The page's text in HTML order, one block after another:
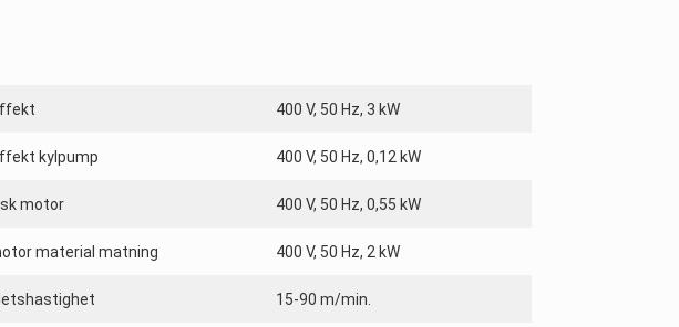
400 V, 50 Hz, 3 kW
kylpump 400 V, 50 Hz, 0,12 kW
motor 400 V, 50 Hz, 0,55 kW
material matning 400 V, 50 Hz, 2 kW
15-90 m/min.